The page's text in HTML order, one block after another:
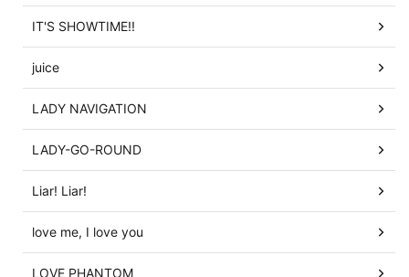
IT'S SHOWTIME!!
juice
LADY NAVIGATION
LADY-GO-ROUND
Liar! Liar!
love me, I love you
LOVE PHANTOM